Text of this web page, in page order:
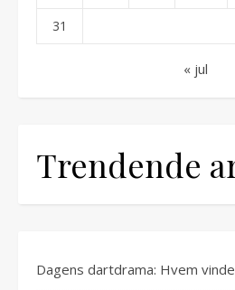
31
« jul
Trendende
Dagens dartdrama: Hvem